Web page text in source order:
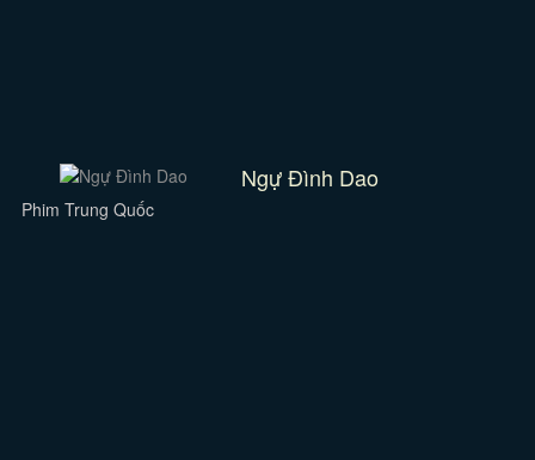
Ngự Đình Dao
Phim Trung Quốc